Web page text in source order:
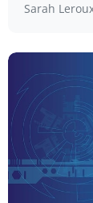
Sarah